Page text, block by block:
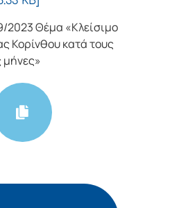
2023 Θέμα «Κλείσιμο
Κορίνθου κατά τους
μήνες»